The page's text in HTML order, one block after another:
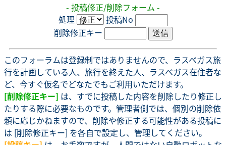
- 投稿修正/削除フォーム -
処理
投稿No
削除修正キー
このフォーラムは登録制ではありませんので、ラスベガス旅
行を計画している人、旅行を終えた人、ラスベガス在住者な
ど、今すぐ仮名でどなたでもご利用いただけます。
[削除修正キー] は、すでに投稿した内容を削除したり修正し
たりする際に必要なものです。管理者側では、個別の削除依
頼に応じかねますので、削除や修正する可能性がある投稿に
は [削除修正キー] を各自で設定し、管理してください。